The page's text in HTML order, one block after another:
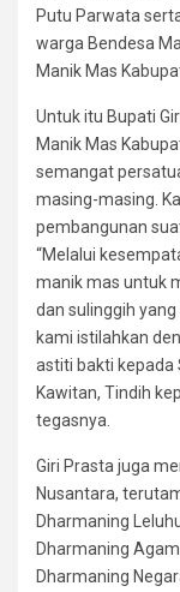
Putu Parwata
warga Bendesa
Manik Mas
Untuk itu Bupati
Manik Mas
semangat
masing-masing.
pembangunan
“Melalui
manik mas untuk
dan sulinggih
kami istilahkan
astiti bakti kepada
Kawitan, Tindih
tegasnya.
Giri Prasta juga
Nusantara,
Dharmaning
Dharmaning
Dharmaning